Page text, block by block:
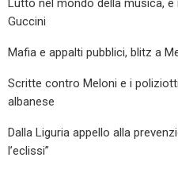
Guccini
Mafia e appalti pubblici, blitz a
Scritte contro Meloni e i
albanese
Dalla Liguria appello alla
l’eclissi”